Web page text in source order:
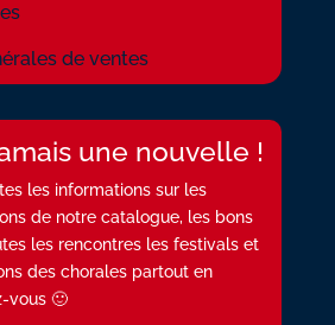
de ventes
une nouvelle !
les informations sur les
de notre catalogue, les bons
les rencontres les festivals et
des chorales partout en
vous 🙂